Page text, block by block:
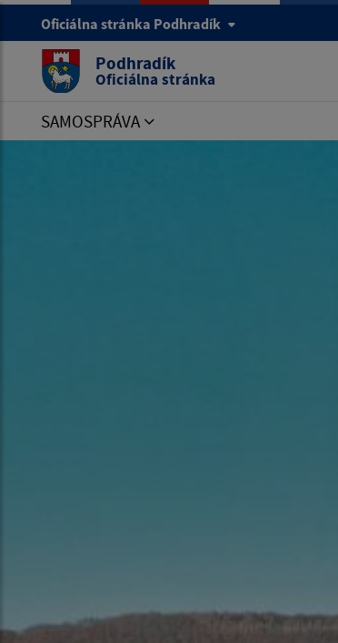
Oficiálna stránka Podhradík
Podhradík
Oficiálna stránka
SAMOSPRÁVA